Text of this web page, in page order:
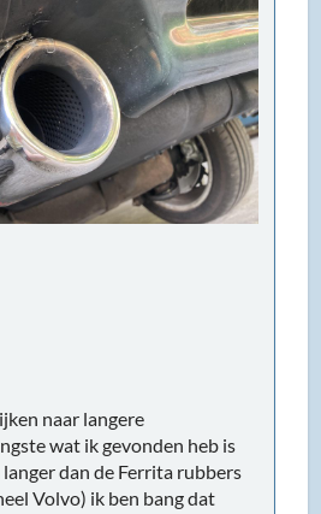
naar langere
wat ik gevonden heb is
dan de Ferrita rubbers
Volvo) ik ben bang dat